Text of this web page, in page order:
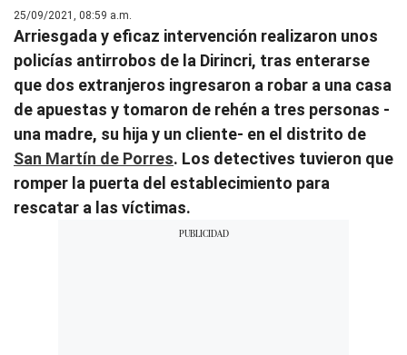
25/09/2021, 08:59 a.m.
Arriesgada y eficaz intervención realizaron unos
policías antirrobos de la Dirincri, tras enterarse
que dos extranjeros ingresaron a robar a una casa
de apuestas y tomaron de rehén a tres personas -
una madre, su hija y un cliente- en el distrito de
San Martín de Porres. Los detectives tuvieron que
romper la puerta del establecimiento para
rescatar a las víctimas.